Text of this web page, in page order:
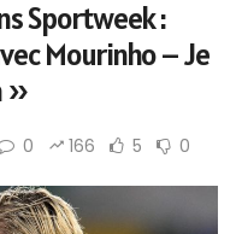
Sportweek :
Mourinho – Je
»
0 166 5 0